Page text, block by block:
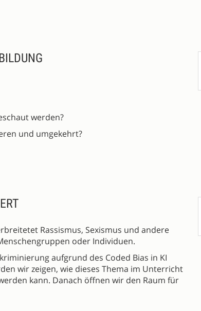
werden?
und umgekehrt?
Rassismus, Sexismus und andere
oder Individuen.
aufgrund des Coded Bias in KI
wir zeigen, wie dieses Thema im Unterricht
kann. Danach öffnen wir den Raum für